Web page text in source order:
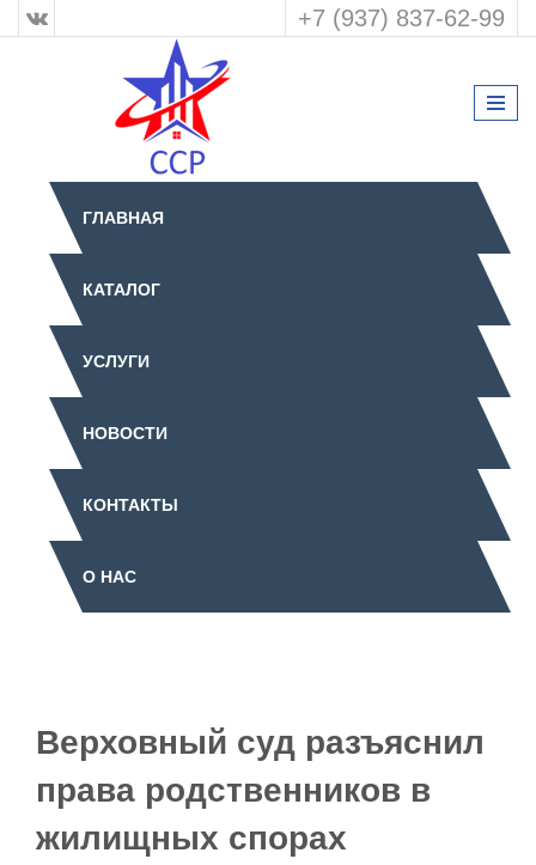
+7 (937) 837-62-99
ГЛАВНАЯ
КАТАЛОГ
УСЛУГИ
НОВОСТИ
КОНТАКТЫ
О НАС
Верховный суд разъяснил
права родственников в
жилищных спорах